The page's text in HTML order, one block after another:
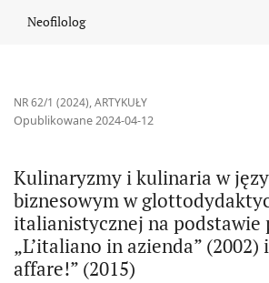
Kulinaryzmy i kulinaria w języku
Neofilolog
NR 62/1 (2024),ARTYKUŁY
Kulinaryzmy i kulinaria w
biznesowym w
italianistycznej na podstawie
„L’italiano in azienda” (2002)
affare!” (2015)
Opublikowane 2024-04-12